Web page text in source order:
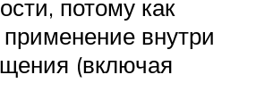
потому как
внутри
(включая